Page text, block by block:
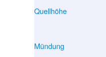
Quellhöhe
Mündung